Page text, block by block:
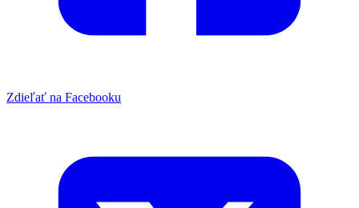
Zdieľať na Facebooku